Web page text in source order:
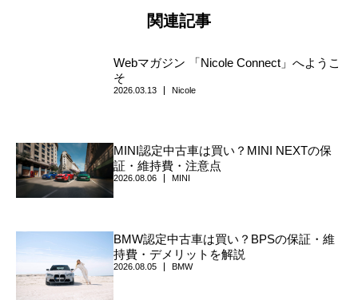
関連記事
Webマガジン 「Nicole Connect」へようこ
そ
2026.03.13 Nicole
MINI認定中古車は買い？MINI NEXTの保
証・維持費・注意点
2026.08.06 MINI
BMW認定中古車は買い？BPSの保証・維
持費・デメリットを解説
2026.08.05 BMW